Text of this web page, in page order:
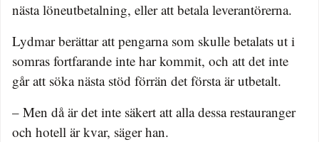
nästa löneutbetalning, eller att betala leverantörerna.
Lydmar berättar att pengarna som skulle betalats ut i
somras fortfarande inte har kommit, och att det inte
går att söka nästa stöd förrän det första är utbetalt.
– Men då är det inte säkert att alla dessa restauranger
och hotell är kvar, säger han.